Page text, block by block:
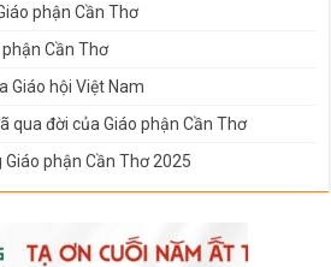
phận Cần Thơ
Cần Thơ
Giáo hội Việt Nam
qua đời của Giáo phận Cần Thơ
phận Cần Thơ 2025